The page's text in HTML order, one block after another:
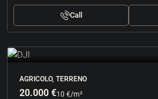
Call
AGRICOLO, TERRENO
20.000 €10 €/m²